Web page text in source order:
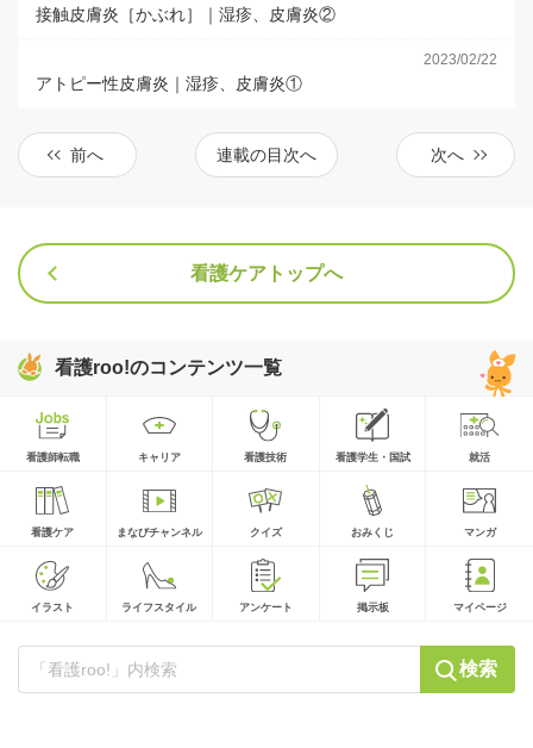
接触皮膚炎［かぶれ］｜湿疹、皮膚炎②
2023/02/22
アトピー性皮膚炎｜湿疹、皮膚炎①
前へ 連載の目次へ 次へ
看護ケアトップへ
看護roo!のコンテンツ一覧
看護師転職 キャリア 看護技術 看護学生・国試 就活
看護ケア まなびチャンネル クイズ おみくじ マンガ
イラスト ライフスタイル アンケート 掲示板 マイページ
検索